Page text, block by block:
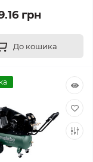
грн
До кошика